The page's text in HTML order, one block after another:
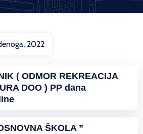
2022
( ODMOR REKREACIJA
DOO ) PP dana
ŠKOLA ”